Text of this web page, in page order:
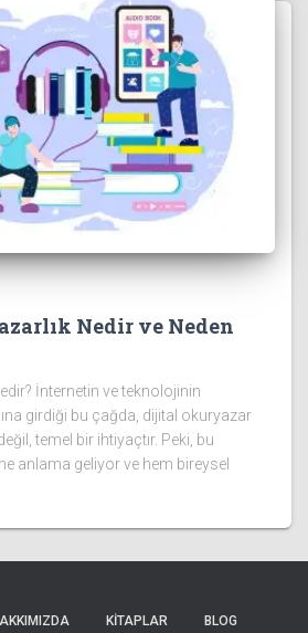
Nedir ve Neden
İnternetin ve teknolojinin
girdiği bu çağda, dijital okuryazar
temel bir ihtiyaçtır. Peki, bu
anlama geliyor ve hem bireysel
KİTAPLAR BLOG